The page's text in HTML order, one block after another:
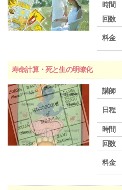
時間
回数
料金
寿命計算・死と生の明瞭化
講師
日程
時間
回数
料金